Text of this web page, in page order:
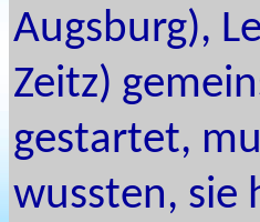
Augsburg),
Zeitz)
gestartet,
wussten, sie